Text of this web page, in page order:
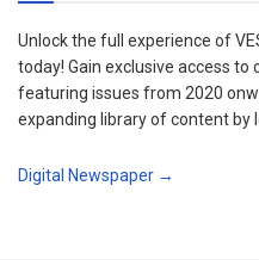
Unlock the full experience of
today! Gain exclusive access to
featuring issues from 2020
expanding library of content by
Digital Newspaper →